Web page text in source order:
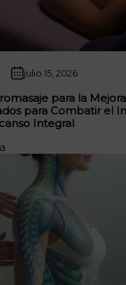
julio 15, 2026
para la
para Combatir el
Integral